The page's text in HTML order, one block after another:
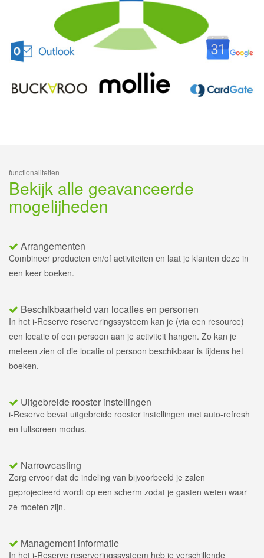
functionaliteiten
Bekijk alle geavanceerde
mogelijheden
Arrangementen
Combineer producten en/of activiteiten en laat je klanten deze in
een keer boeken.
Beschikbaarheid van locaties en personen
In het i-Reserve reserveringssysteem kan je (via een resource)
een locatie of een persoon aan je activiteit hangen. Zo kan je
meteen zien of die locatie of persoon beschikbaar is tijdens het
boeken.
Uitgebreide rooster instellingen
i-Reserve bevat uitgebreide rooster instellingen met auto-refresh
en fullscreen modus.
Narrowcasting
Zorg ervoor dat de indeling van bijvoorbeeld je zalen
geprojecteerd wordt op een scherm zodat je gasten weten waar
ze moeten zijn.
Management informatie
In het i-Reserve reserveringssysteem heb je verschillende